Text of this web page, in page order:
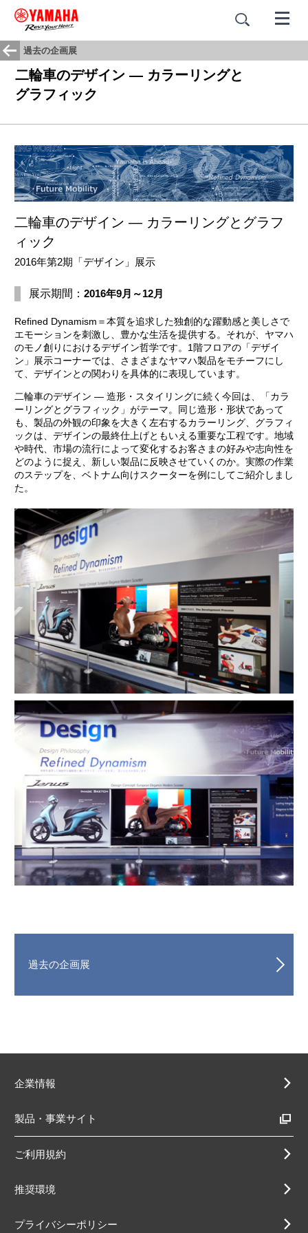
過去の企画展
二輪車のデザイン ― カラーリングと
グラフィック
二輪車のデザイン ― カラーリングとグラフ
ィック
2016年第2期「デザイン」展示
展示期間： 2016年9月～12月
Refined Dynamism＝本質を追求した独創的な躍動感と美しさで
エモーションを刺激し、豊かな生活を提供する。それが、ヤマハ
のモノ創りにおけるデザイン哲学です。1階フロアの「デザイ
ン」展示コーナーでは、さまざまなヤマハ製品をモチーフにし
て、デザインとの関わりを具体的に表現しています。
二輪車のデザイン — 造形・スタイリングに続く今回は、「カラ
ーリングとグラフィック」がテーマ。同じ造形・形状であって
も、製品の外観の印象を大きく左右するカラーリング、グラフィ
ックは、デザインの最終仕上げともいえる重要な工程です。地域
や時代、市場の流行によって変化するお客さまの好みや志向性を
どのように捉え、新しい製品に反映させていくのか。実際の作業
のステップを、ベトナム向けスクーターを例にしてご紹介しまし
た。
過去の企画展
企業情報
製品・事業サイト
ご利用規約
推奨環境
プライバシーポリシー